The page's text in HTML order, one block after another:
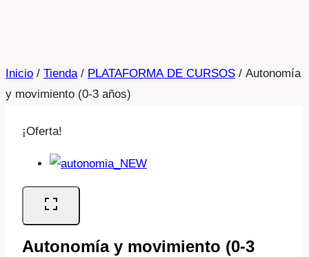
Inicio / Tienda / PLATAFORMA DE CURSOS / Autonomía
y movimiento (0-3 años)
¡Oferta!
Autonomía y movimiento (0-3